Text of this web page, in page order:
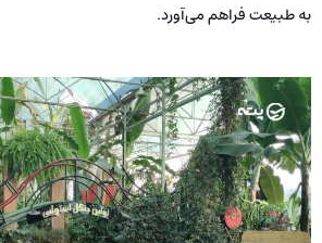
به طبیعت فراهم می‌آورد.